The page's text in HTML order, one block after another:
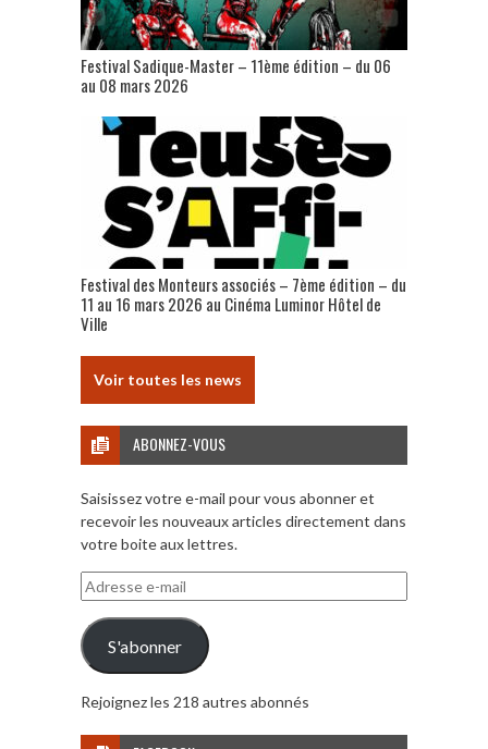
Festival Sadique-Master – 11ème édition – du 06
au 08 mars 2026
Festival des Monteurs associés – 7ème édition – du
11 au 16 mars 2026 au Cinéma Luminor Hôtel de
Ville
Voir toutes les news
ABONNEZ-VOUS
Saisissez votre e-mail pour vous abonner et
recevoir les nouveaux articles directement dans
votre boite aux lettres.
Adresse
e-
mail
S'abonner
Rejoignez les 218 autres abonnés